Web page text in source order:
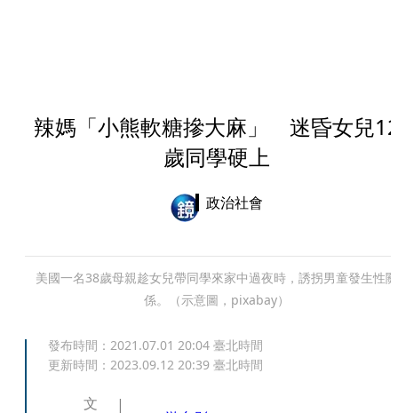
辣媽「小熊軟糖摻大麻」 迷昏女兒
歲同學硬上
政治社會
美國一名38歲母親趁女兒帶同學來家中過夜時，誘拐男童發生性關
係。（示意圖，pixabay）
發布時間： 2021.07.01 20:04 臺北時間
更新時間： 2023.09.12 20:39 臺北時間
文